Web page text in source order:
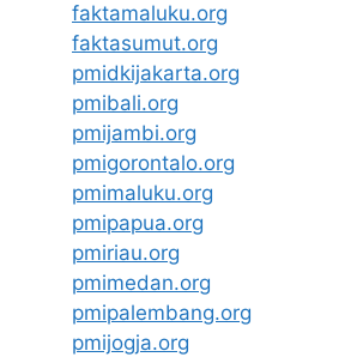
faktamaluku.org
faktasumut.org
pmidkijakarta.org
pmibali.org
pmijambi.org
pmigorontalo.org
pmimaluku.org
pmipapua.org
pmiriau.org
pmimedan.org
pmipalembang.org
pmijogja.org